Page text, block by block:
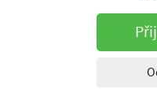
jejichž prodejům se v Česku
Ministerstvo vysvětluje
zejména pak ve velkých